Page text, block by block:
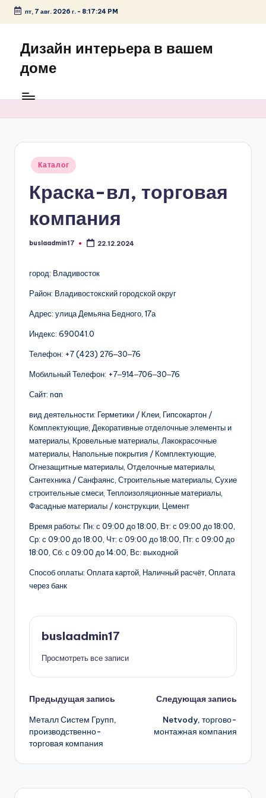
Перейти
содержимому
пт, 7 авг. 2026 г.- 8:17:24 PM
Дизайн интерьера в вашем
доме
Опубликовано
Каталог
Краска-вл, торговая
компания
Запись
buslaadmin17 22.12.2024
город: Владивосток
Район: Владивостокский городской округ
Адрес: улица Демьяна Бедного, 17а
Индекс: 690041.0
Телефон: +7 (423) 276‒30‒76
Мобильный Телефон: +7‒914‒706‒30‒76
Сайт: nan
вид деятельности: Герметики / Клеи, Гипсокартон /
Комплектующие, Декоративные отделочные элементы и
материалы, Кровельные материалы, Лакокрасочные
материалы, Напольные покрытия / Комплектующие,
Огнезащитные материалы, Отделочные материалы,
Сантехника / Санфаянс, Строительные материалы, Сухие
строительные смеси, Теплоизоляционные материалы,
Фасадные материалы / конструкции, Цемент
Время работы: Пн: с 09:00 до 18:00, Вт: с 09:00 до 18:00,
Ср: с 09:00 до 18:00, Чт: с 09:00 до 18:00, Пт: с 09:00 до
18:00, Сб: с 09:00 до 14:00, Вс: выходной
Способ оплаты: Оплата картой, Наличный расчёт, Оплата
через банк
buslaadmin17
Просмотреть все записи
Навигация
записи
Предыдущая запись
Металл Систем Групп,
производственно-
торговая компания
Следующая запись
Netvody, торгово-
монтажная компания